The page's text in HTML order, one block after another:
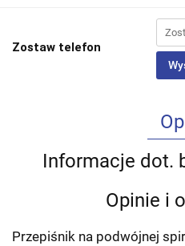
Zostaw telefon
Informacje dot.
Opinie i
Przepiśnik na podwójnej